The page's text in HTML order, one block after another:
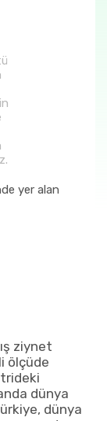
yer alan
ziynet
ölçüde
dünya
dünya